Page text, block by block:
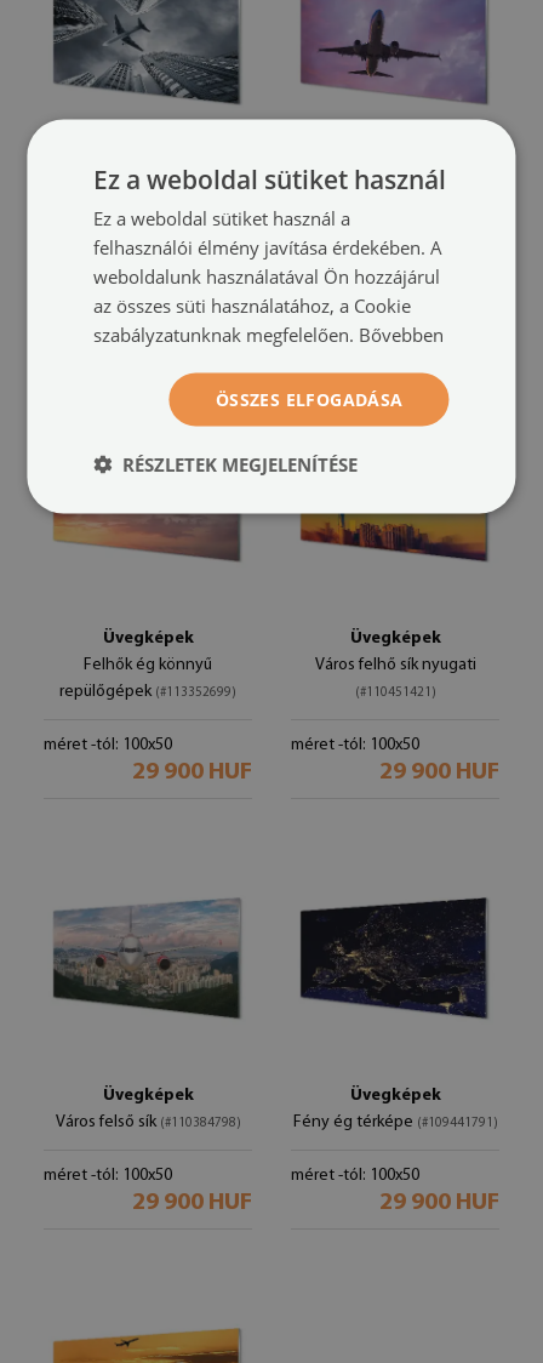
Üvegképek
Város felhő repülőgép ég
méret -tól: 100x50
29 900 HUF
Üvegképek
Felhők ég sík
29 900 HUF
Üvegképek
Felhők ég könnyű
repülőgépek (#113352699)
méret -tól: 100x50
29 900 HUF
Üvegképek
Város felhő sík nyugati
(#110451421)
méret -tól: 100x50
29 900 HUF
Üvegképek
Város felső sík (#110384798)
méret -tól: 100x50
29 900 HUF
Üvegképek
Fény ég térképe (#109441791)
méret -tól: 100x50
29 900 HUF
Ez a weboldal sütiket használ
Ez a weboldal sütiket használ a
felhasználói élmény javítása érdekében. A
weboldalunk használatával Ön hozzájárul
az összes süti használatához, a Cookie
szabályzatunknak megfelelően. Bővebben
ÖSSZES ELFOGADÁSA
RÉSZLETEK MEGJELENÍTÉSE